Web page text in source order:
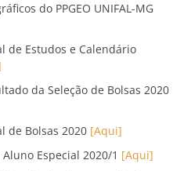
do PPGEO UNIFAL-MG
de Estudos e Calendário
da Seleção de Bolsas 2020
de Bolsas 2020 [Aqui]
Especial 2020/1 [Aqui]